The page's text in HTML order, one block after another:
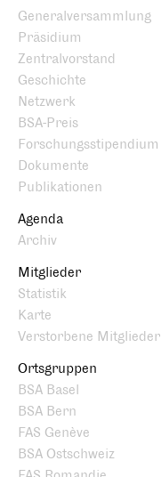
Generalversammlung
Präsidium
Zentralvorstand
Geschichte
Netzwerk
BSA-Preis
Forschungsstipendium
Dokumente
Publikationen
Agenda
Archiv
Mitglieder
Statistik
Karte
Verstorbene Mitglieder
Ortsgruppen
BSA Basel
BSA Bern
FAS Genève
BSA Ostschweiz